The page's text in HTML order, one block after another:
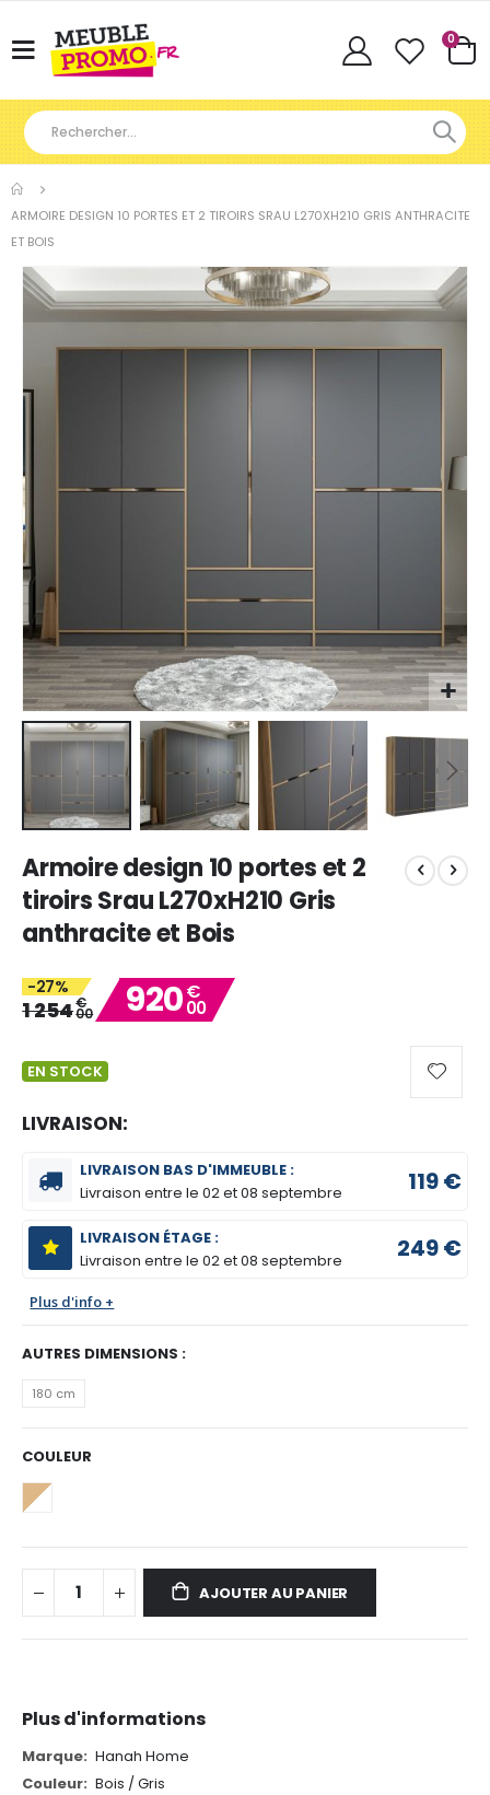
Basculer
Cart
0
ARMOIRE DESIGN 10 PORTES ET 2 TIROIRS SRAU L270XH210 GRIS ANTHRACITE
ET BOIS
Skip
to
the
to
the
beginning
of
images
gallery
Armoire design 10 portes et 2
tiroirs Srau L270xH210 Gris
anthracite et Bois
-27%
1 254€
00 920€
00
EN STOCK
LIVRAISON:
LIVRAISON BAS D'IMMEUBLE :
Livraison entre le02 et 08 septembre 119 €
LIVRAISON ÉTAGE :
Livraison entre le02 et 08 septembre 249 €
Plus d'info +
AUTRES DIMENSIONS :
180 cm
COULEUR
AJOUTER AU PANIER
Plus d'informations
Plus
d'informations
Hanah Home
Bois / Gris